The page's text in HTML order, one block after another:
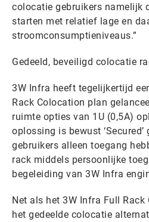
colocatie gebruikers namelijk
starten met relatief lage en
stroomconsumptieniveaus.”
Gedeeld, beveiligd colocatie
3W Infra heeft tegelijkertijd
Rack Colocation plan
ruimte opties van 1U (0,5A)
oplossing is bewust
gebruikers alleen toegang
rack middels persoonlijke
begeleiding van 3W Infra
Net als het 3W Infra Full
het gedeelde colocatie